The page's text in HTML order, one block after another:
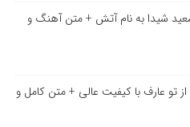
شیدا به نام آتش + متن آهنگ و
تو عارف با کیفیت عالی + متن کامل و